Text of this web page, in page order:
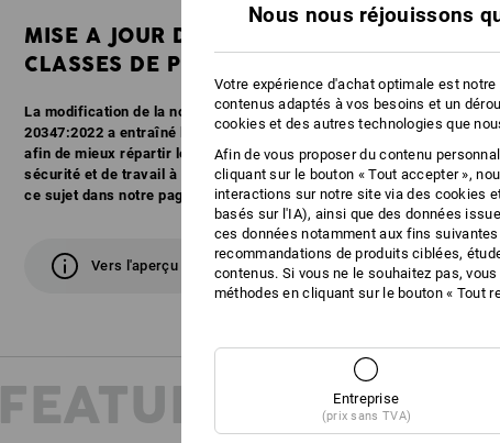
MISE A JOUR DES
CLASSES DE PROTECTION
La modification de la norme EN ISO 20345:2022 et EN ISO
20347:2022 a entraîné la création de nouvelles classes de protection,
afin de mieux répartir les caractéristiques des chaussures de
sécurité et de travail à l'avenir. Vous trouverez plus d'informations à
ce sujet dans notre page d'aperçu.
Vers l'aperçu
FEATURES
Nous nous réjouissons
Votre expérience d'achat optimale est
contenus adaptés à vos besoins et un
cookies et des autres technologies que
Afin de vous proposer du contenu
cliquant sur le bouton « Tout accepter »,
interactions sur notre site via des cookies
basés sur l'IA), ainsi que des données
ces données notamment aux fins
recommandations de produits ciblées,
contenus. Si vous ne le souhaitez pas,
méthodes en cliquant sur le bouton « Tout
Entreprise
(prix sans TVA)